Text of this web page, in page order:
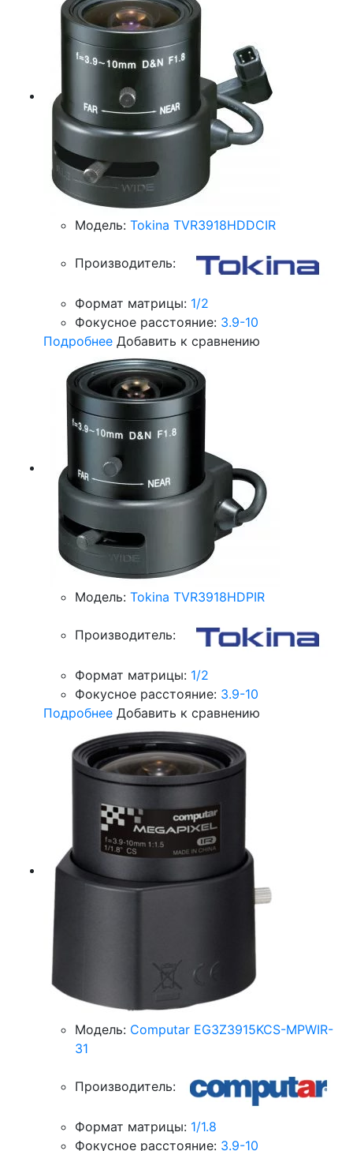
Модель: Tokina TVR3918HDDCIR
Производитель:
Формат матрицы: 1/2
Фокусное расстояние: 3.9-10
Подробнее Добавить к сравнению
Модель: Tokina TVR3918HDPIR
Производитель:
Формат матрицы: 1/2
Фокусное расстояние: 3.9-10
Подробнее Добавить к сравнению
Модель: Computar EG3Z3915KCS-MPWIR-
31
Производитель:
Формат матрицы: 1/1.8
Фокусное расстояние: 3.9-10